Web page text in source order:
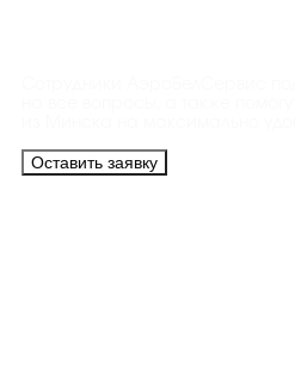
Оставить заявку